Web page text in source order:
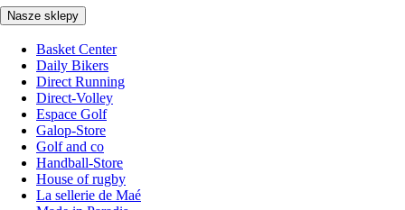
Nasze sklepy
Basket Center
Daily Bikers
Direct Running
Direct-Volley
Espace Golf
Galop-Store
Golf and co
Handball-Store
House of rugby
La sellerie de Maé